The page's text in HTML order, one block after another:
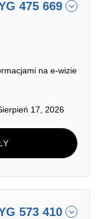
475 669
na e-wizie
17, 2026
573 410